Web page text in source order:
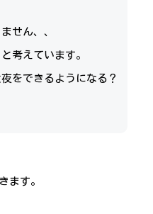
せん、、
考えています。
をできるようになる？
ます。